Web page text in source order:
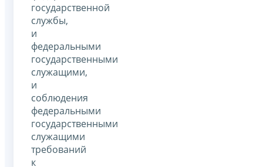
государственной
службы,
и
федеральными
государственными
служащими,
и
соблюдения
федеральными
государственными
служащими
требований
к